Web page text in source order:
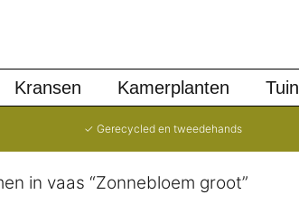
Kransen Kamerplanten Tuin
✓ Gerecycled en tweedehands
in vaas “Zonnebloem groot”